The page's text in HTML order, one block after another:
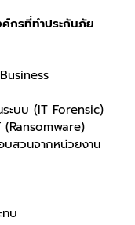
ค์กรที่ทำประกันภัย
ระบบ (IT Forensic)
(Ransomware)
บสวนจากหน่วยงาน
ทบ